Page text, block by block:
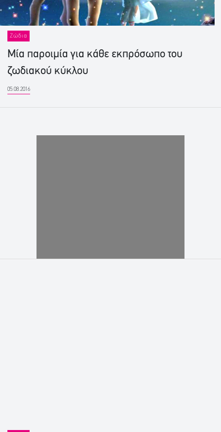
Ζώδια
Μία παροιμία για κάθε εκπρόσωπο του
ζωδιακού κύκλου
05.08.2016